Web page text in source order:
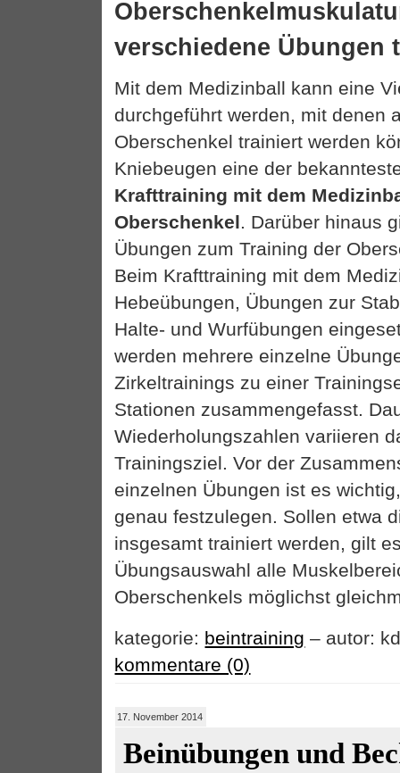
verschiedene Übungen
Mit dem Medizinball kann eine
durchgeführt werden, mit denen
Oberschenkel trainiert werden
Kniebeugen eine der
Krafttraining mit dem
Oberschenkel . Darüber hinaus
Übungen zum Training der
Beim Krafttraining mit dem
Hebeübungen, Übungen zur
Halte- und Wurfübungen
werden mehrere einzelne
Zirkeltrainings zu einer
Stationen zusammengefasst.
Wiederholungszahlen variieren
Trainingsziel. Vor der
einzelnen Übungen ist es
genau festzulegen. Sollen etwa
insgesamt trainiert werden, gilt
Übungsauswahl alle
Oberschenkels möglichst
kategorie: beintraining – autor:
kommentare (0)
17. November 2014
Beinübungen und